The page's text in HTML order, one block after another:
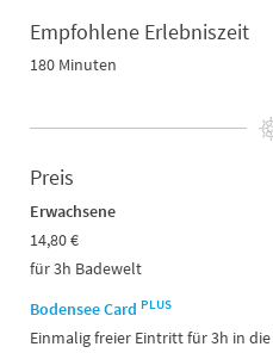
Empfohlene Erlebniszeit
180 Minuten
Preis
Erwachsene
14,80 €
für 3h Badewelt
Bodensee Card PLUS
Einmalig freier Eintritt für 3h in